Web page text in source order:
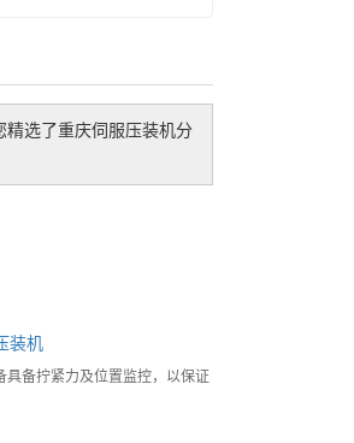
精选了重庆伺服压装机分
装机
备拧紧力及位置监控，以保证